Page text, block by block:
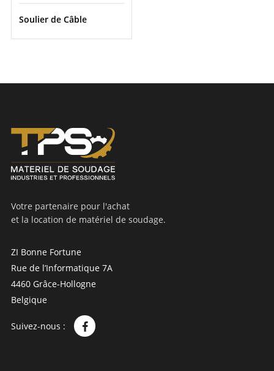
Soulier de Câble
Votre partenaire pour l'achat
et la location de matériel de soudage.
ZI Bonne Fortune
Rue de l’Informatique 7A
4460 Grâce-Hollogne
Belgique
Suivez-nous :